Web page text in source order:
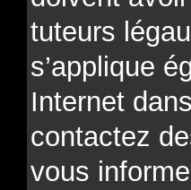
tuteurs
s’applique
Internet
contactez
vous